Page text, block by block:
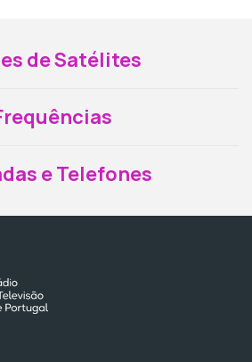
de Satélites
e Telefones